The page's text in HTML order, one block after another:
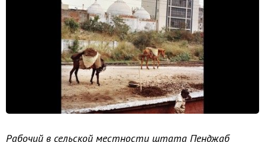
Рабочий в сельской местности штата Пенджаб